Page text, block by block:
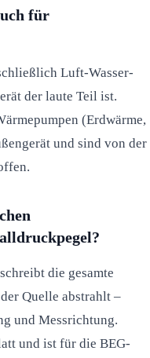
für
Luft-Wasser-
der laute Teil ist.
(Erdwärme,
und sind von der
die gesamte
Quelle abstrahlt –
und Messrichtung.
und ist für die BEG-